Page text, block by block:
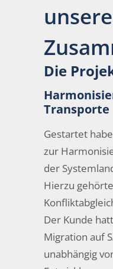
Die
Transporte
Gestartet
zur
der
Hierzu
Der Kunde
Migration auf
unabhängig